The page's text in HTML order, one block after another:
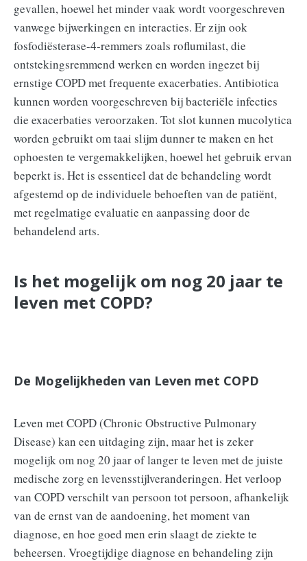
gevallen, hoewel het minder vaak wordt voorgeschreven
vanwege bijwerkingen en interacties. Er zijn ook
fosfodiësterase-4-remmers zoals roflumilast, die
ontstekingsremmend werken en worden ingezet bij
ernstige COPD met frequente exacerbaties. Antibiotica
kunnen worden voorgeschreven bij bacteriële infecties
die exacerbaties veroorzaken. Tot slot kunnen mucolytica
worden gebruikt om taai slijm dunner te maken en het
ophoesten te vergemakkelijken, hoewel het gebruik ervan
beperkt is. Het is essentieel dat de behandeling wordt
afgestemd op de individuele behoeften van de patiënt,
met regelmatige evaluatie en aanpassing door de
behandelend arts.
Is het mogelijk om nog 20 jaar te
leven met COPD?
De Mogelijkheden van Leven met COPD
Leven met COPD (Chronic Obstructive Pulmonary
Disease) kan een uitdaging zijn, maar het is zeker
mogelijk om nog 20 jaar of langer te leven met de juiste
medische zorg en levensstijlveranderingen. Het verloop
van COPD verschilt van persoon tot persoon, afhankelijk
van de ernst van de aandoening, het moment van
diagnose, en hoe goed men erin slaagt de ziekte te
beheersen. Vroegtijdige diagnose en behandeling zijn